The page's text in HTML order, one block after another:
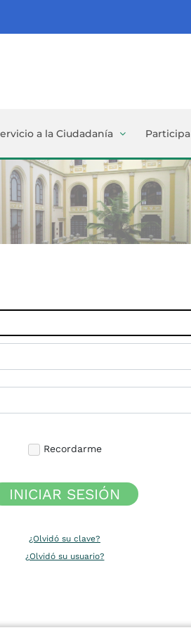
a la Ciudadanía Participa
Recordarme
INICIAR SESIÓN
¿Olvidó su clave?
¿Olvidó su usuario?